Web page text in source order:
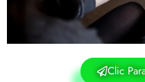
Clic